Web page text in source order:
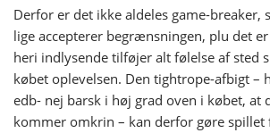
Derfor er det ikke aldeles game-breaker,
lige accepterer begrænsningen, plu det
heri indlysende tilføjer alt følelse af sted
købet oplevelsen. Den tightrope-afbigt –
edb- nej barsk i høj grad oven i købet, at
kommer omkrin – kan derfor gøre spillet